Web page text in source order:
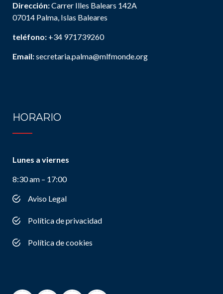
Dirección:Carrer Illes Balears 142A
07014 Palma, Islas Baleares
teléfono: +34 971739260
Email:secretaria.palma@mlfmonde.org
HORARIO
Lunes a viernes
8:30 am – 17:00
Aviso Legal
Política de privacidad
Política de cookies